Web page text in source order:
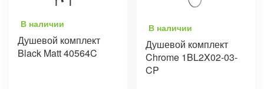
В наличии
Душевой комплект
Black Matt 40564C
В наличии
Душевой комплект
Chrome 1BL2X02-03-
CP